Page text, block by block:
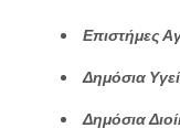
Επιστήμες
Δημόσια
Δημόσια